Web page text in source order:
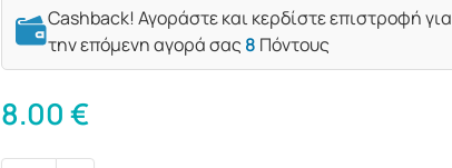
Cashback! Αγοράστε και κερδίστε επιστροφή για
την επόμενη αγορά σας8 Πόντους
8.00€